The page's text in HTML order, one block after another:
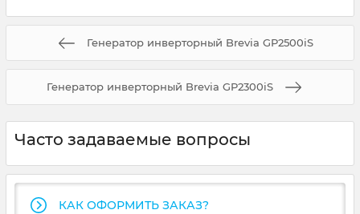
Генератор инверторный Brevia GP2500iS
Генератор инверторный Brevia GP2300iS
Часто задаваемые вопросы
КАК ОФОРМИТЬ ЗАКАЗ?